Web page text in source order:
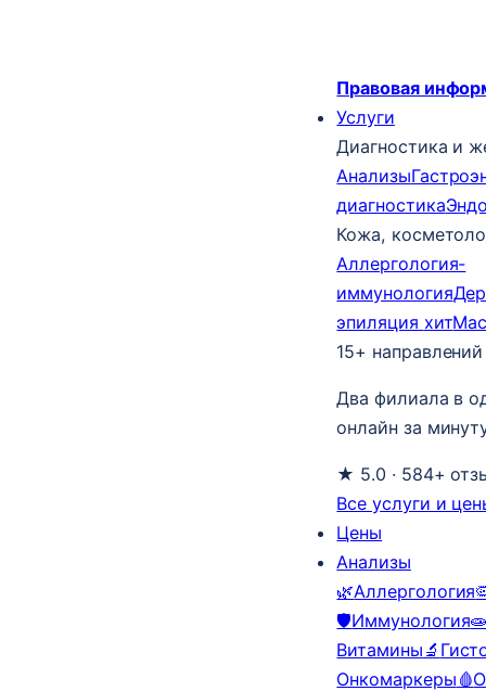
Правовая
Услуги
Диагностика и
Анализы
диагностика
Кожа,
Аллергология-
иммунология
эпиляция хит
15+
Два филиала в
онлайн за
★ 5.0 · 584+
Все услуги и
Цены
Анализы
🌿Аллергология
🛡️Иммунология
Витамины 🔬
Онкомаркеры 🩸